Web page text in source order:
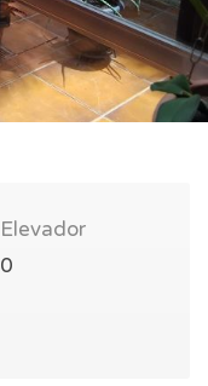
Elevador
0